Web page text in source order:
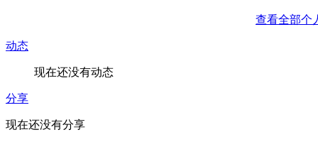
查看全部个
动态
现在还没有动态
分享
现在还没有分享